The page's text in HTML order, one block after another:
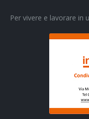
Per vivere e lavorare in